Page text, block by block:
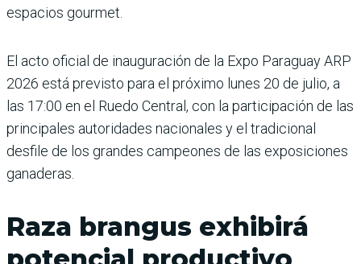
espacios gourmet.
El acto oficial de inauguración de la Expo Paraguay ARP
2026 está previsto para el próximo lunes 20 de julio, a
las 17:00 en el Ruedo Central, con la par­ticipación de las
principales autoridades nacionales y el tradicional
desfile de los gran­des campeones de las exposi­ciones
ganaderas.
Raza brangus exhibirá